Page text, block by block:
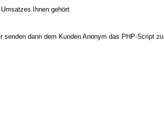
Ihnen gehört.
dann dem Kunden Anonym das PHP-Script zu.